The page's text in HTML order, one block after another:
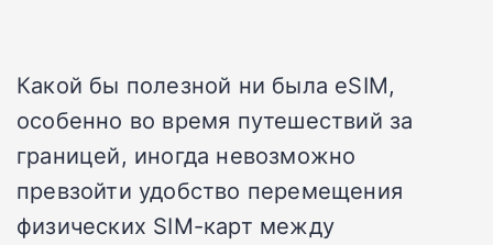
Какой бы полезной ни была eSIM,
особенно во время путешествий за
границей, иногда невозможно
превзойти удобство перемещения
физических SIM-карт между